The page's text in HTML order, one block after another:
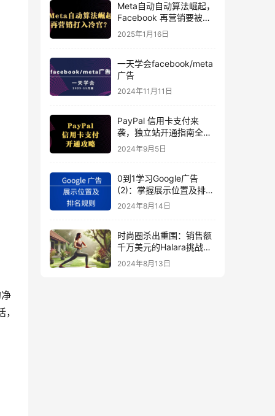
Meta自动自动算法崛起，
Facebook 再营销要被打
入冷宫？
2025年1月16日
一天学会facebook/meta
广告
2024年11月11日
PayPal 信用卡支付来
袭，独立站开通指南全揭
秘
2024年9月5日
0到1学习Google广告
(2)：掌握展示位置及排名
规则
2024年8月14日
时尚圈杀出重围：销售额
千万美元的Halara挑战
SHEIN成新时尚巨头
（上）
2024年8月13日